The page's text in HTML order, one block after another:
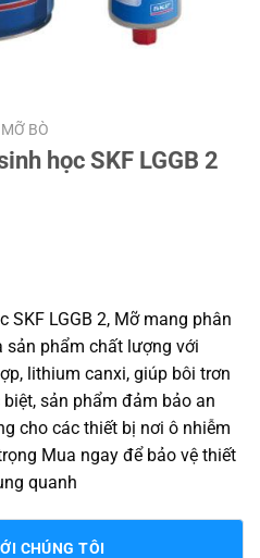
BÒ
học SKF LGGB 2
LGGB 2, Mỡ mang phân
sản phẩm chất lượng với
lithium canxi, giúp bôi trơn
sản phẩm đảm bảo an
cho các thiết bị nơi ô nhiễm
Mua ngay để bảo vệ thiết
quanh
CHÚNG TÔI